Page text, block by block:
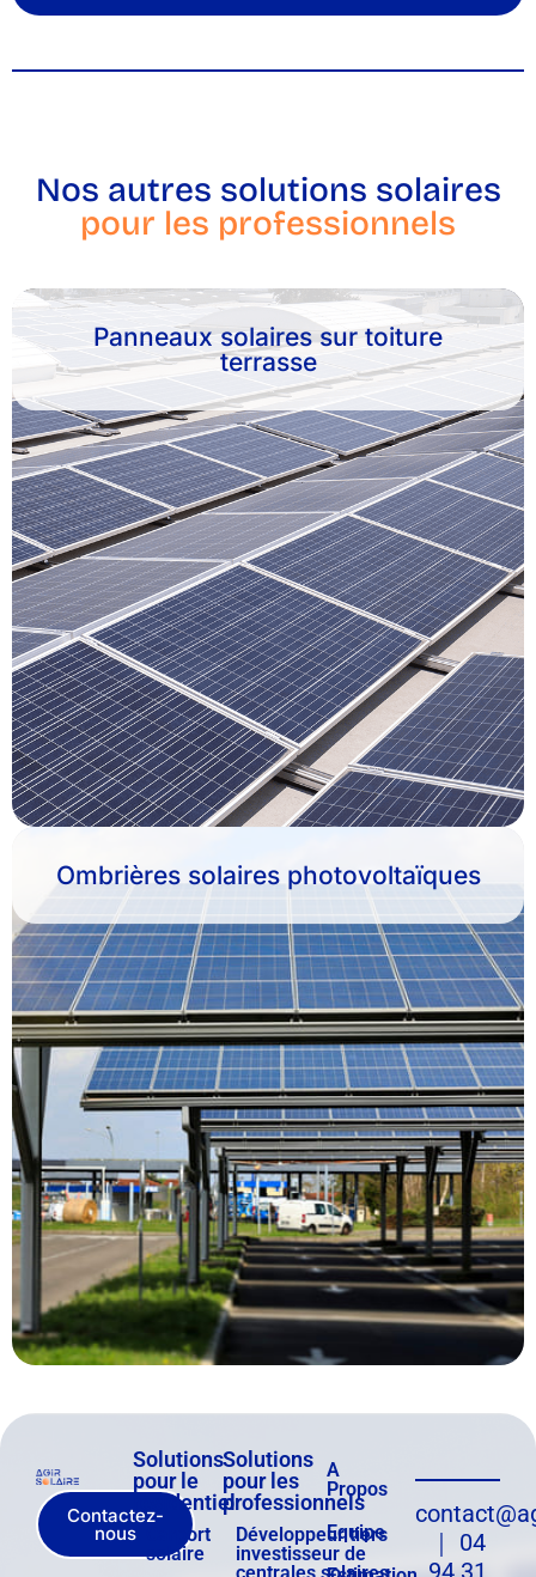
Nos autres solutions solaires
pour les professionnels
Panneaux solaires sur toiture
terrasse
Ombrières solaires photovoltaïques
Contactez-
nous
Solutions
pour le
résidentiel
Carport
solaire
Solutions
pour les
professionnels
Développeur tiers
investisseur de
A
Propos
Equipe
｜ 04
94 31